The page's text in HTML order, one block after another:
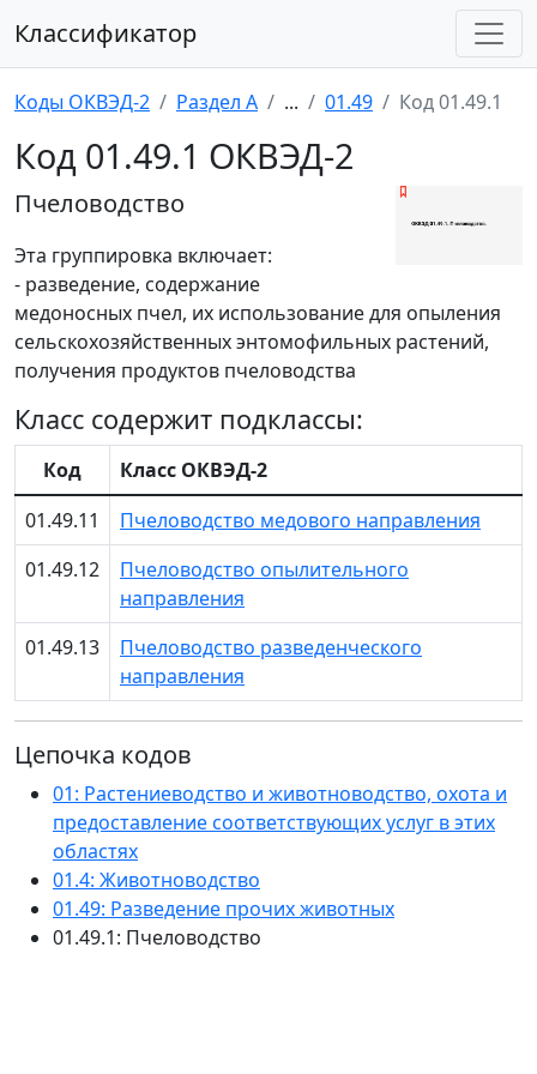
Классификатор
Коды ОКВЭД-2 Раздел A ... 01.49 Код 01.49.1
Код 01.49.1 ОКВЭД-2
Пчеловодство
Эта группировка включает:
- разведение, содержание
медоносных пчел, их использование для опыления
сельскохозяйственных энтомофильных растений,
получения продуктов пчеловодства
Класс содержит подклассы:
Код
Класс ОКВЭД-2
01.49.11
Пчеловодство медового направления
01.49.12
Пчеловодство опылительного
направления
01.49.13
Пчеловодство разведенческого
направления
Цепочка кодов
01: Растениеводство и животноводство, охота и
предоставление соответствующих услуг в этих
областях
01.4: Животноводство
01.49: Разведение прочих животных
01.49.1: Пчеловодство